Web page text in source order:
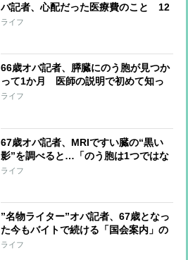
バ記者、心配だった医療費のこと 12
日間の入院で負担額は？
ライフ
66歳オバ記者、膵臓にのう胞が見つか
って1か月 医師の説明で初めて知っ
た「意外な真相」
ライフ
67歳オバ記者、MRIですい臓の“黒い
影”を調べると…「のう胞は1つではな
く3つありました」その後、医師が告
ライフ
”名物ライター”オバ記者、67歳となっ
た今もバイトで続ける「国会案内」の
醍醐味 依頼があったときに「ぜひ」
ライフ